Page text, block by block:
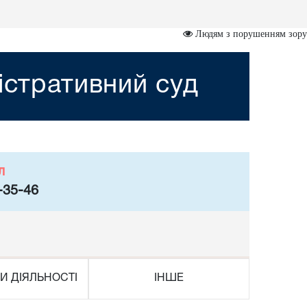
Людям з порушенням зору
суд
35-46
ДІЯЛЬНОСТІ ІНШЕ